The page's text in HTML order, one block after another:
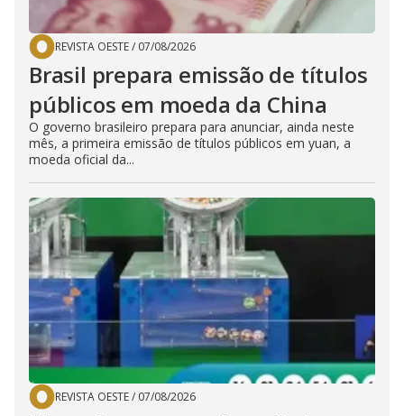
REVISTA OESTE/ 07/08/2026
Brasil prepara emissão de títulos
públicos em moeda da China
O governo brasileiro prepara para anunciar, ainda neste
mês, a primeira emissão de títulos públicos em yuan, a
moeda oficial da...
REVISTA OESTE/ 07/08/2026